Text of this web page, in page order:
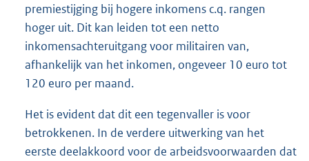
premiestijging bij hogere inkomens c.q. rangen
hoger uit. Dit kan leiden tot een netto
inkomensachteruitgang voor militairen van,
afhankelijk van het inkomen, ongeveer 10 euro tot
120 euro per maand.
Het is evident dat dit een tegenvaller is voor
betrokkenen. In de verdere uitwerking van het
eerste deelakkoord voor de arbeidsvoorwaarden dat